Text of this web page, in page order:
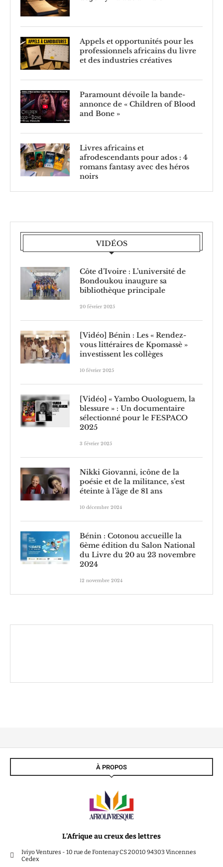
Appels et opportunités pour les
professionnels africains du livre
et des industries créatives
Paramount dévoile la bande-
annonce de « Children of Blood
and Bone »
Livres africains et
afrodescendants pour ados : 4
romans fantasy avec des héros
noirs
VIDÉOS
Côte d’Ivoire : L’université de
Bondoukou inaugure sa
bibliothèque principale
20 février 2025
[Vidéo] Bénin : Les « Rendez-
vous littéraires de Kpomassè »
investissent les collèges
10 février 2025
[Vidéo] « Yambo Ouologuem, la
blessure » : Un documentaire
sélectionné pour le FESPACO
2025
3 février 2025
Nikki Giovanni, icône de la
poésie et de la militance, s’est
éteinte à l’âge de 81 ans
10 décembre 2024
Bénin : Cotonou accueille la
6ème édition du Salon National
du Livre du 20 au 23 novembre
2024
12 novembre 2024
À PROPOS
L’Afrique au creux des lettres
Iviyo Ventures - 10 rue de Fontenay CS 20010 94303 Vincennes
Cedex